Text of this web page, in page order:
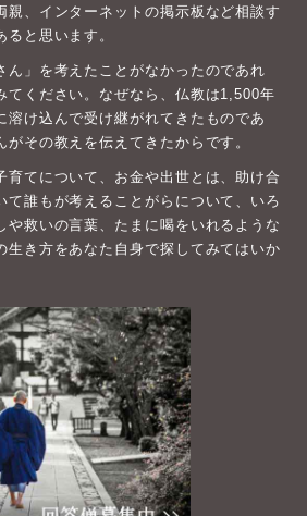
親、インターネットの掲示板など相談す
と思います。
ん」を考えたことがなかったのであれ
てください。なぜなら、仏教は1,500年
溶け込んで受け継がれてきたものであ
がその教えを伝えてきたからです。
育てについて、お金や出世とは、助け合
て誰もが考えることがらについて、いろ
や救いの言葉、たまに喝をいれるような
生き方をあなた自身で探してみてはいか